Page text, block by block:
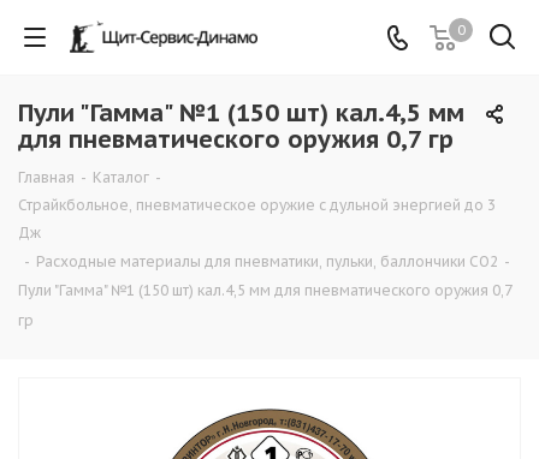
0
Пули "Гамма" №1 (150 шт) кал.4,5 мм
для пневматического оружия 0,7 гр
Главная - Каталог -
Страйкбольное, пневматическое оружие с дульной энергией до 3
Дж
- Расходные материалы для пневматики, пульки, баллончики СО2 -
Пули "Гамма" №1 (150 шт) кал.4,5 мм для пневматического оружия 0,7
гр